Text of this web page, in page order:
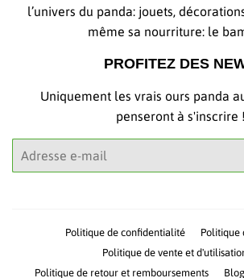
l’univers du panda: jouets,
même sa nourriture: le
PROFITEZ DES
Uniquement les vrais ours panda
penseront à s'inscrire !
Politique de confidentialité
Politique
Politique de vente et
Politique de retour et remboursements